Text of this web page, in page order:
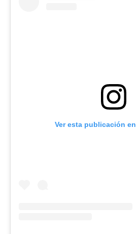
Ver esta publicación en